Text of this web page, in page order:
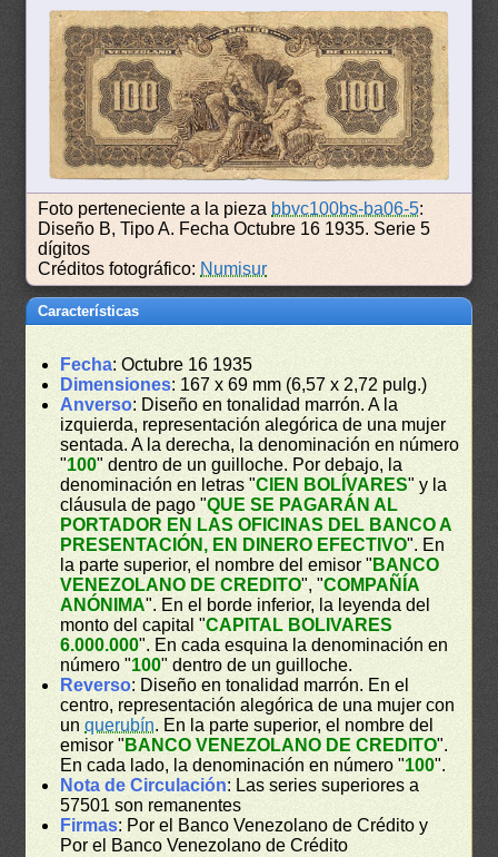
Foto perteneciente a la pieza bbvc100bs-ba06-5:
Diseño B, Tipo A. Fecha Octubre 16 1935. Serie 5
dígitos
Créditos fotográfico: Numisur
Características
Fecha: Octubre 16 1935
Dimensiones: 167 x 69 mm (6,57 x 2,72 pulg.)
Anverso: Diseño en tonalidad marrón. A la
izquierda, representación alegórica de una mujer
sentada. A la derecha, la denominación en número
"100" dentro de un guilloche. Por debajo, la
denominación en letras "CIEN BOLÍVARES" y la
cláusula de pago "QUE SE PAGARÁN AL
PORTADOR EN LAS OFICINAS DEL BANCO A
PRESENTACIÓN, EN DINERO EFECTIVO". En
la parte superior, el nombre del emisor " BANCO
VENEZOLANO DE CREDITO", "COMPAÑÍA
ANÓNIMA". En el borde inferior, la leyenda del
monto del capital "CAPITAL BOLIVARES
6.000.000". En cada esquina la denominación en
número "100" dentro de un guilloche.
Reverso: Diseño en tonalidad marrón. En el
centro, representación alegórica de una mujer con
unquerubín. En la parte superior, el nombre del
emisor " BANCO VENEZOLANO DE CREDITO".
En cada lado, la denominación en número "100".
Nota de Circulación: Las series superiores a
57501 son remanentes
Firmas: Por el Banco Venezolano de Crédito y
Por el Banco Venezolano de Crédito